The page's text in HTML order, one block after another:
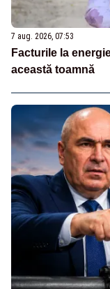
7 aug. 2026, 07:53
Facturile la
această toamnă